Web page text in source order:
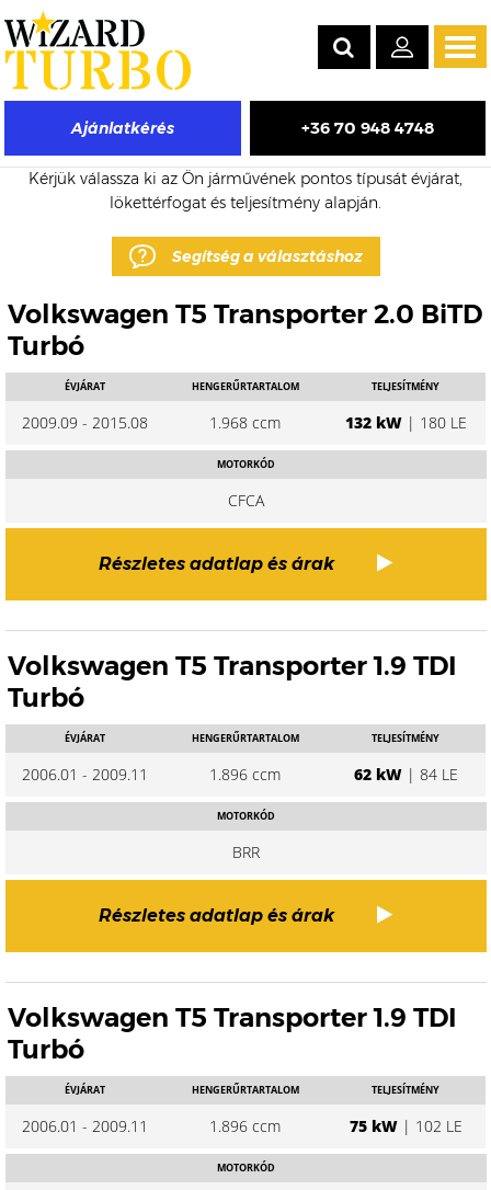
Ajánlatkérés +36 70 948 4748
Volkswagen T5 Transporter eladó turbó árak
Kérjük válassza ki az Ön járművének pontos típusát évjárat,
lökettérfogat és teljesítmény alapján.
Segítség a választáshoz
Volkswagen T5 Transporter 2.0 BiTD
Turbó
ÉVJÁRAT
2009.09 - 2015.08
HENGERŰRTARTALOM
1.968 ccm
TELJESÍTMÉNY
132 kW| 180 LE
MOTORKÓD
CFCA
Részletes adatlap és árak
Volkswagen T5 Transporter 1.9 TDI
Turbó
ÉVJÁRAT
2006.01 - 2009.11
HENGERŰRTARTALOM
1.896 ccm
TELJESÍTMÉNY
62 kW| 84 LE
MOTORKÓD
BRR
Részletes adatlap és árak
Volkswagen T5 Transporter 1.9 TDI
Turbó
ÉVJÁRAT
2006.01 - 2009.11
HENGERŰRTARTALOM
1.896 ccm
TELJESÍTMÉNY
75 kW| 102 LE
MOTORKÓD